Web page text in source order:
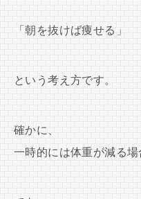
「朝を抜けば痩せる」
という考え方です。
確かに、
一時的には体重が減る場